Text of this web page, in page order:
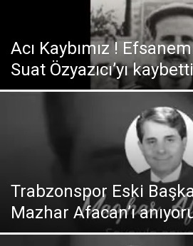
Acı Kaybımız !
Suat Özyazıcı’yı
Trabzonspor Eski
Mazhar Afacan’ı